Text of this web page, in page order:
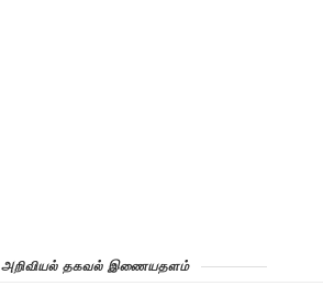
அறிவியல் தகவல் இணையதளம்